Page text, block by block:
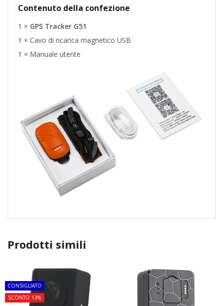
Contenuto della confezione
1 × GPS Tracker G51
1 × Cavo di ricarica magnetico USB
1 × Manuale utente
Prodotti simili
CONSIGLIATO
SCONTO 13%